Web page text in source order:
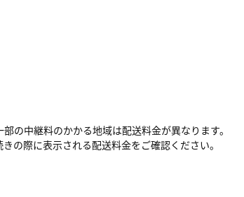
の中継料のかかる地域は配送料金が異なります。
きの際に表示される配送料金をご確認ください。